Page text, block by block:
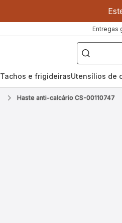
Entregas
O
que
pretende
procurar?
Tachos e frigideirasUtensílios de
Haste anti-calcário CS-00110747